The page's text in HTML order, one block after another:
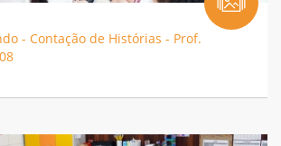
- Contação de Histórias - Prof.